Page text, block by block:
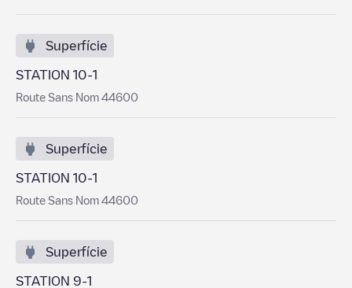
Superfície
STATION 10-1
Route Sans Nom 44600
Superfície
STATION 10-1
Route Sans Nom 44600
Superfície
STATION 9-1